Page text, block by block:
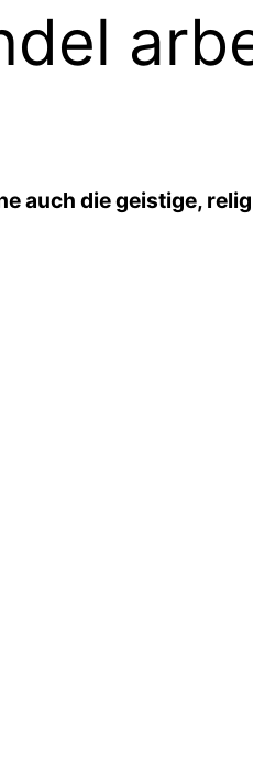
auch die geistige,